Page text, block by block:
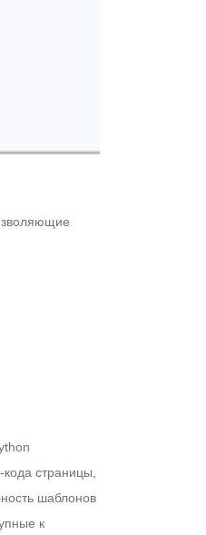
страницы,
шаблонов
к